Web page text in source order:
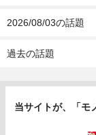
2026/08/03の話題
過去の話題
当サイトが、「モ